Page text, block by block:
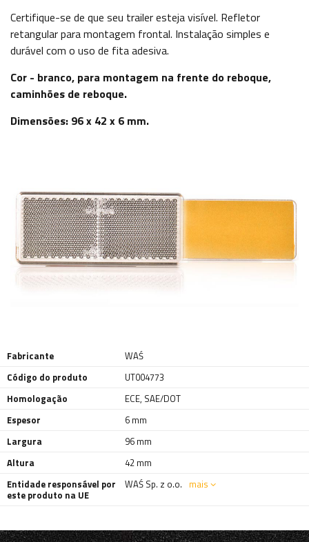
Certifique-se de que seu trailer esteja visível. Refletor
retangular para montagem frontal. Instalação simples e
durável com o uso de fita adesiva.
Cor - branco, para montagem na frente do reboque,
caminhões de reboque.
Dimensões: 96 x 42 x 6 mm.
Fabricante
WAŚ
Código do produto
UT004773
Homologação
ECE, SAE/DOT
Espesor
6 mm
Largura
96 mm
Altura
42 mm
Entidade responsável por
este produto na UE
WAŚ Sp. z o.o. mais